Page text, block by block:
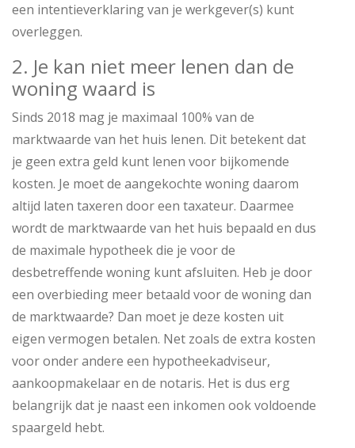
een intentieverklaring van je werkgever(s) kunt
overleggen.
2. Je kan niet meer lenen dan de
woning waard is
Sinds 2018 mag je maximaal 100% van de
marktwaarde van het huis lenen. Dit betekent dat
je geen extra geld kunt lenen voor bijkomende
kosten. Je moet de aangekochte woning daarom
altijd laten taxeren door een taxateur. Daarmee
wordt de marktwaarde van het huis bepaald en dus
de maximale hypotheek die je voor de
desbetreffende woning kunt afsluiten. Heb je door
een overbieding meer betaald voor de woning dan
de marktwaarde? Dan moet je deze kosten uit
eigen vermogen betalen. Net zoals de extra kosten
voor onder andere een hypotheekadviseur,
aankoopmakelaar en de notaris. Het is dus erg
belangrijk dat je naast een inkomen ook voldoende
spaargeld hebt.